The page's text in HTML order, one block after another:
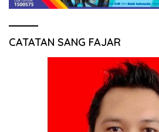
CATATAN SANG FAJAR